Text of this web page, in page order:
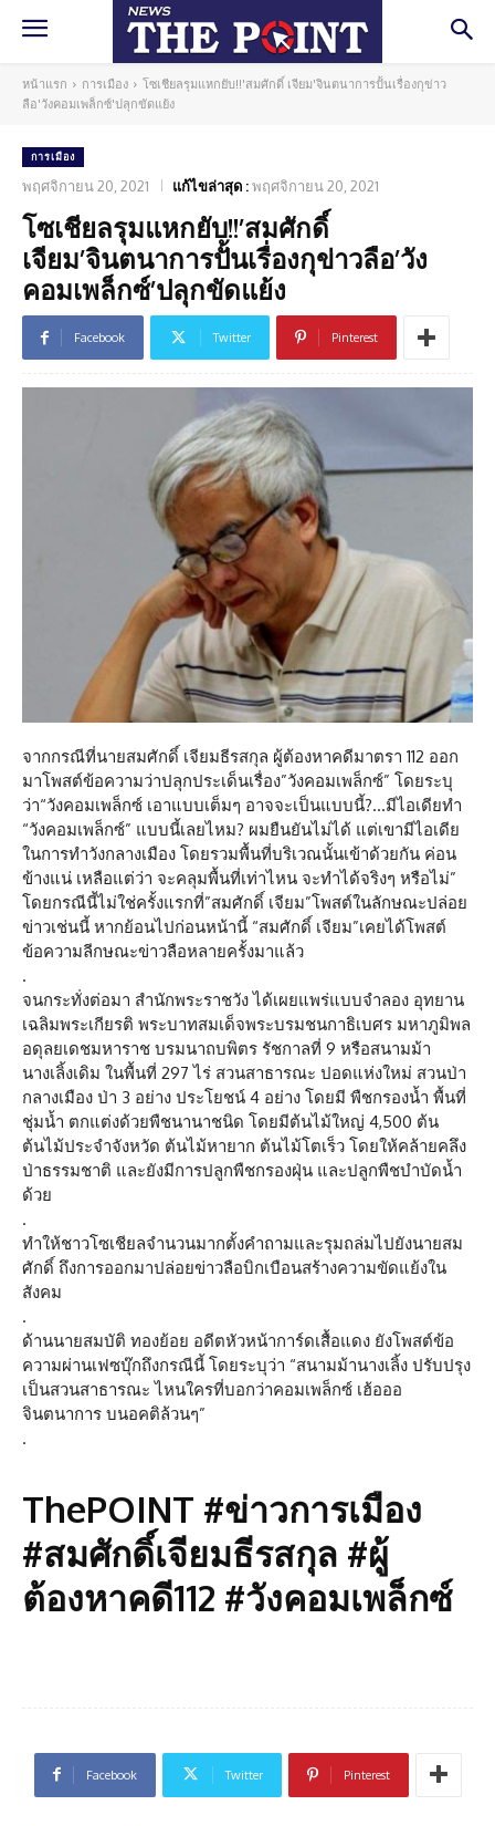
หน้าแรก การเมือง
โซเชียลรุมแหกยับ!!'สมศักดิ์ เจียม'จินตนาการปั้นเรื่องกุข่าว
ลือ'วังคอมเพล็กซ์'ปลุกขัดแย้ง
การเมือง
พฤศจิกายน 20, 2021 แก้ไขล่าสุด :พฤศจิกายน 20, 2021
โซเชียลรุมแหกยับ!!’สมศักดิ์
เจียม’จินตนาการปั้นเรื่องกุข่าวลือ’วัง
คอมเพล็กซ์’ปลุกขัดแย้ง
Facebook Twitter Pinterest
จากกรณีที่นายสมศักดิ์ เจียมธีรสกุล ผู้ต้องหาคดีมาตรา 112 ออก
มาโพสต์ข้อความว่าปลุกประเด็นเรื่อง”วังคอมเพล็กซ์” โดยระบุ
ว่า“วังคอมเพล็กซ์ เอาแบบเต็มๆ อาจจะเป็นแบบนี้?…มีไอเดียทำ
“วังคอมเพล็กซ์” แบบนี้เลยไหม? ผมยืนยันไม่ได้ แต่เขามีไอเดีย
ในการทำวังกลางเมือง โดยรวมพื้นที่บริเวณนั้นเข้าด้วยกัน ค่อน
ข้างแน่ เหลือแต่ว่า จะคลุมพื้นที่เท่าไหน จะทำได้จริงๆ หรือไม่”
โดยกรณีนี้ไม่ใช่ครั้งแรกที่”สมศักดิ์ เจียม”โพสต์ในลักษณะปล่อย
ข่าวเช่นนี้ หากย้อนไปก่อนหน้านี้ “สมศักดิ์ เจียม”เคยได้โพสต์
ข้อความลีกษณะข่าวลือหลายครั้งมาแล้ว
.
จนกระทั่งต่อมา สำนักพระราชวัง ได้เผยแพร่แบบจำลอง อุทยาน
เฉลิมพระเกียรติ พระบาทสมเด็จพระบรมชนกาธิเบศร มหาภูมิพล
อดุลยเดชมหาราช บรมนาถบพิตร รัชกาลที่ 9 หรือสนามม้า
นางเลิ้งเดิม ในพื้นที่ 297 ไร่ สวนสาธารณะ ปอดแห่งใหม่ สวนป่า
กลางเมือง ป่า 3 อย่าง ประโยชน์ 4 อย่าง โดยมี พืชกรองน้ำ พื้นที่
ชุ่มน้ำ ตกแต่งด้วยพืชนานาชนิด โดยมีต้นไม้ใหญ่ 4,500 ต้น
ต้นไม้ประจำจังหวัด ต้นไม้หายาก ต้นไม้โตเร็ว โดยให้คล้ายคลึง
ป่าธรรมชาติ และยังมีการปลูกพืชกรองฝุ่น และปลูกพืชบำบัดน้ำ
ด้วย
.
ทำให้ชาวโซเชียลจำนวนมากตั้งคำถามและรุมถล่มไปยังนายสม
ศักดิ์ ถึงการออกมาปล่อยข่าวลือบิกเบือนสร้างความขัดแย้งใน
สังคม
.
ด้านนายสมบัติ ทองย้อย อดีตหัวหน้าการ์ดเสื้อแดง ยังโพสต์ข้อ
ความผ่านเฟซบุ๊กถึงกรณีนี้ โดยระบุว่า “สนามม้านางเลิ้ง ปรับปรุง
เป็นสวนสาธารณะ ไหนใครที่บอกว่าคอมเพล็กซ์ เฮ้อออ
จินตนาการ บนอคติล้วนๆ”
.
ThePOINT #ข่าวการเมือง
#สมศักดิ์เจียมธีรสกุล #ผู้
ต้องหาคดี112 #วังคอมเพล็กซ์
Facebook Twitter Pinterest